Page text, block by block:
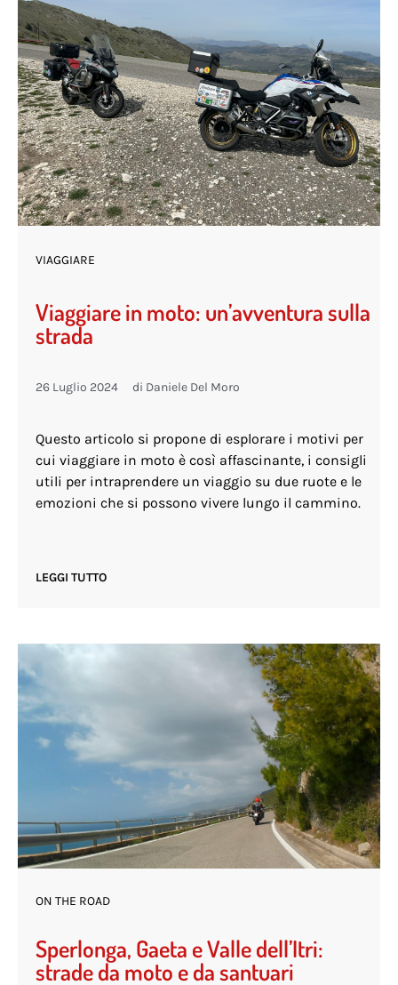
VIAGGIARE
Viaggiare in moto: un’avventura sulla
strada
26 Luglio 2024 di Daniele Del Moro
Questo articolo si propone di esplorare i motivi per
cui viaggiare in moto è così affascinante, i consigli
utili per intraprendere un viaggio su due ruote e le
emozioni che si possono vivere lungo il cammino.
LEGGI TUTTO
ON THE ROAD
Sperlonga, Gaeta e Valle dell’Itri:
strade da moto e da santuari